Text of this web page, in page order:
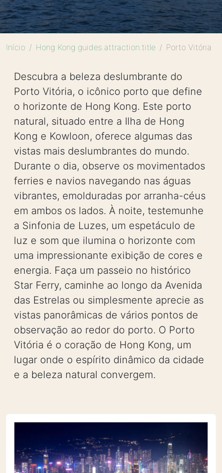
Início Hong Kong guides.attraction.title Porto Vitória
Descubra a beleza deslumbrante do
Porto Vitória, o icônico porto que define
o horizonte de Hong Kong. Este porto
natural, situado entre a Ilha de Hong
Kong e Kowloon, oferece algumas das
vistas mais deslumbrantes do mundo.
Durante o dia, observe os movimentados
ferries e navios navegando nas águas
vibrantes, emolduradas por arranha-céus
em ambos os lados. À noite, testemunhe
a Sinfonia de Luzes, um espetáculo de
luz e som que ilumina o horizonte com
uma impressionante exibição de cores e
energia. Faça um passeio no histórico
Star Ferry, caminhe ao longo da Avenida
das Estrelas ou simplesmente aprecie as
vistas panorâmicas de vários pontos de
observação ao redor do porto. O Porto
Vitória é o coração de Hong Kong, um
lugar onde o espírito dinâmico da cidade
e a beleza natural convergem.